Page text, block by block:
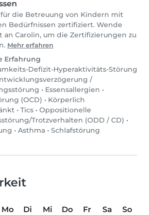
die Betreuung von Kindern mit
Bedürfnissen zertifiziert. Wende
an Carolin, um die Zertifizierungen zu
Mehr erfahren
Erfahrung
Defizit-Hyperaktivitäts-Störung
/
• Essensallergien •
(OCD) • Körperlich
• Tics • Oppositionelle
Trotzverhalten (ODD / CD) •
• Asthma • Schlafstörung
Mo Di Mi Do Fr Sa
So